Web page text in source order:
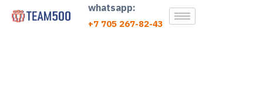
whatsapp:
+7 705 267-82-43